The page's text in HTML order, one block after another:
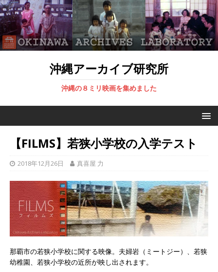
沖縄アーカイブ研究所
沖縄の８ミリ映画を集めました
【FILMS】若狭小学校の入学テスト
2018年12月26日 真喜屋 力
那覇市の若狭小学校に関する映像。夫婦岩（ミートジー）、若狭
幼稚園、若狭小学校の近所が映し出されます。